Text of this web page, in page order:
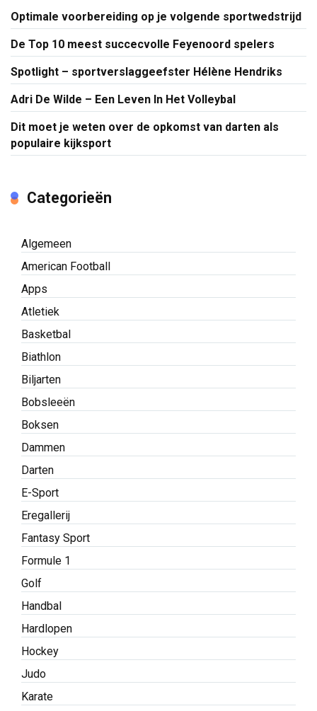
Optimale voorbereiding op je volgende sportwedstrijd
De Top 10 meest succecvolle Feyenoord spelers
Spotlight – sportverslaggeefster Hélène Hendriks
Adri De Wilde – Een Leven In Het Volleybal
Dit moet je weten over de opkomst van darten als
populaire kijksport
Categorieën
Algemeen
American Football
Apps
Atletiek
Basketbal
Biathlon
Biljarten
Bobsleeën
Boksen
Dammen
Darten
E-Sport
Eregallerij
Fantasy Sport
Formule 1
Golf
Handbal
Hardlopen
Hockey
Judo
Karate